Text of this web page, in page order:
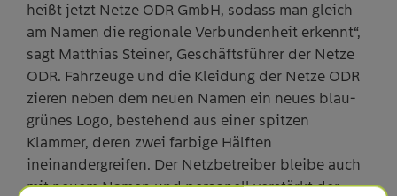
heißt jetzt Netze ODR GmbH, sodass man gleich
am Namen die regionale Verbundenheit erkennt“,
sagt Matthias Steiner, Geschäftsführer der Netze
ODR. Fahrzeuge und die Kleidung der Netze ODR
zieren neben dem neuen Namen ein neues blau-
grünes Logo, bestehend aus einer spitzen
Klammer, deren zwei farbige Hälften
ineinandergreifen. Der Netzbetreiber bleibe auch
mit neuem Namen und personell verstärkt der